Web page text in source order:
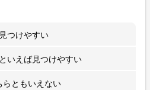
つけやすい
いえば見つけやすい
らともいえない